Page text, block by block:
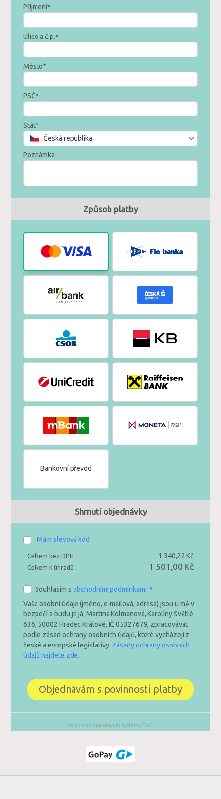
Příjmení*
Ulice a č.p.*
Město*
PSČ*
Stát*
Česká republika
Poznámka
Způsob platby
Bankovní převod
Shrnutí objednávky
Mám slevový kód
Celkem bez DPH: 1 340,22 Kč
Celkem k úhradě: 1 501,00 Kč
Souhlasím s obchodními podmínkami. *
Vaše osobní údaje (jméno, e-mailová, adresa) jsou u mě v
bezpečí a budu je já, Martina Kolmanová, Karolíny Světlé
636, 50002 Hradec Králové, IČ 05327679, zpracovávat
podle zásad ochrany osobních údajů, které vycházejí z
české a evropské legislativy. Zásady ochrany osobních
údajů najdete zde.
Objednávám s povinností platby
Vytvořeno v prodejním systému FAPI